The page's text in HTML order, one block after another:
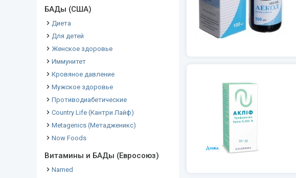
БАДы (США)
Диета
Для детей
Женское здоровье
Иммунитет
Кровяное давление
Мужское здоровье
Противодиабетические
Country Life (Кантри Лайф)
Metagenics (Метадженикс)
Now Foods
Витамины и БАДы (Евросоюз)
Named